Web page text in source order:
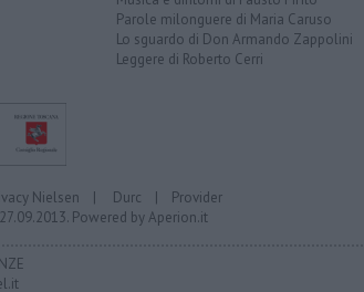
Parole milonguere di Maria Caruso
Lo sguardo di Don Armando Zappolini
Leggere di Roberto Cerri
Nielsen | Durc | Provider
Powered byAperion.it